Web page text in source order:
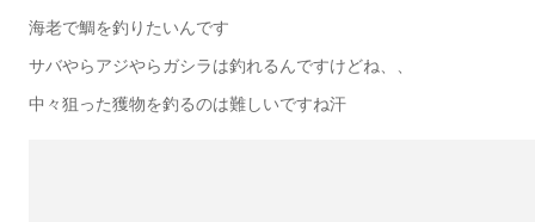
海老で鯛を釣りたいんです
サバやらアジやらガシラは釣れるんですけどね、、
中々狙った獲物を釣るのは難しいですね汗